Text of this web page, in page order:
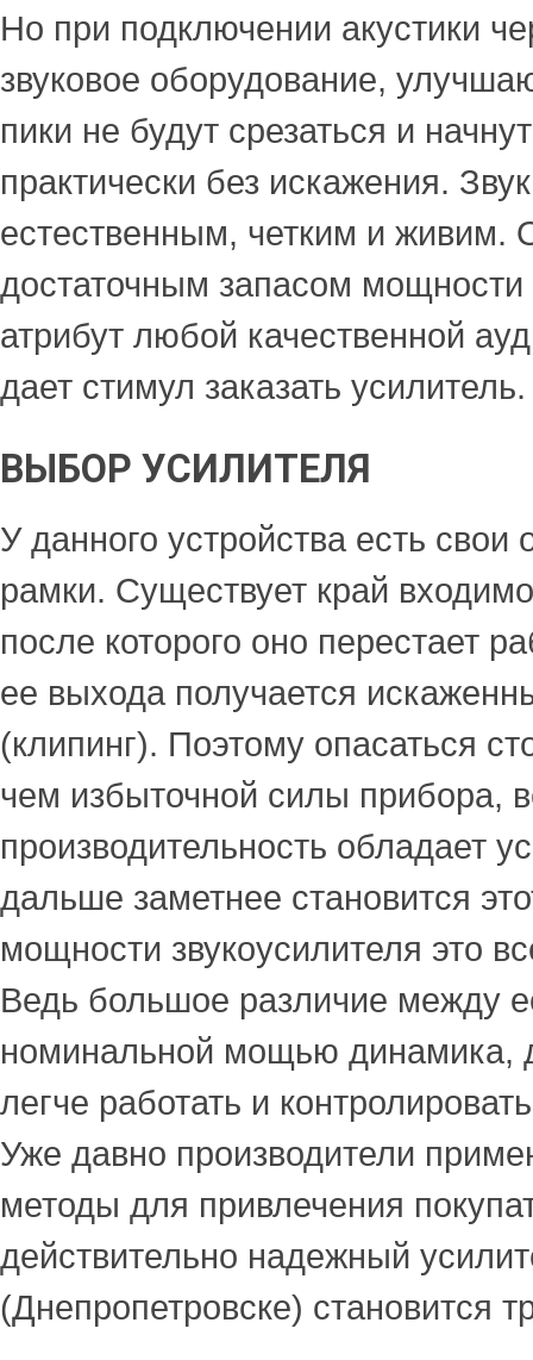
Но при подключении акустики
звуковое оборудование,
пики не будут срезаться и
практически без искажения.
естественным, четким и живим.
достаточным запасом
атрибут любой качественной
дает стимул заказать усилитель.
ВЫБОР УСИЛИТЕЛЯ
У данного устройства есть
рамки. Существует край
после которого оно перестает
ее выхода получается
(клипинг). Поэтому опасаться
чем избыточной силы прибора,
производительность обладает
дальше заметнее становится
мощности звукоусилителя это
Ведь большое различие между
номинальной мощью динамика,
легче работать и
Уже давно производители
методы для привлечения
действительно надежный
(Днепропетровске) становится